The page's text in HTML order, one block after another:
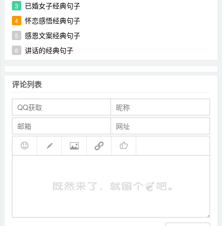
3 已婚女子经典句子
4 怀恋感悟经典句子
5 感恩文案经典句子
6 讲话的经典句子
评论列表